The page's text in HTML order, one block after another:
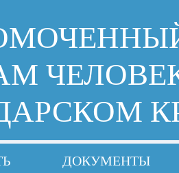
ДОКУМЕНТЫ